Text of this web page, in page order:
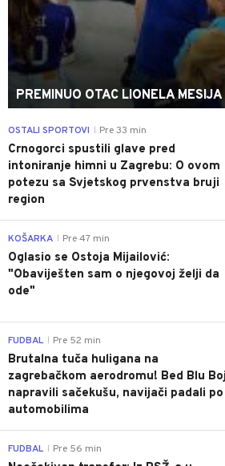
PREMINUO OTAC LIONELA MESIJA
OSTALI SPORTOVI Pre 33 min
Crnogorci spustili glave pred
intoniranje himni u Zagrebu: O ovom
potezu sa Svjetskog prvenstva bruji
region
KOŠARKA Pre 47 min
Oglasio se Ostoja Mijailović:
"Obaviješten sam o njegovoj želji da
ode"
FUDBAL Pre 52 min
Brutalna tuča huligana na
zagrebačkom aerodromu! Bed Blu
napravili sačekušu, navijači padali po
automobilima
FUDBAL Pre 56 min